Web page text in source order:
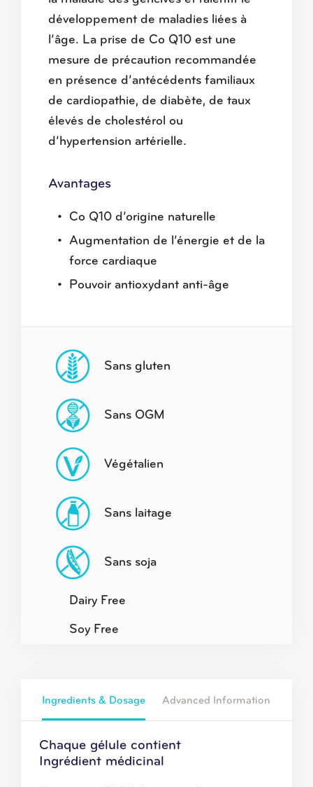
développement de maladies liées à
l’âge. La prise de Co Q10 est une
mesure de précaution recommandée
en présence d’antécédents familiaux
de cardiopathie, de diabète, de taux
élevés de cholestérol ou
d’hypertension artérielle.
Avantages
Co Q10 d’origine naturelle
Augmentation de l’énergie et de la
force cardiaque
Pouvoir antioxydant anti-âge
Sans gluten
Sans OGM
Végétalien
Sans laitage
Sans soja
Dairy Free
Soy Free
Ingredients & Dosage Advanced Information
Chaque gélule contient
Ingrédient médicinal